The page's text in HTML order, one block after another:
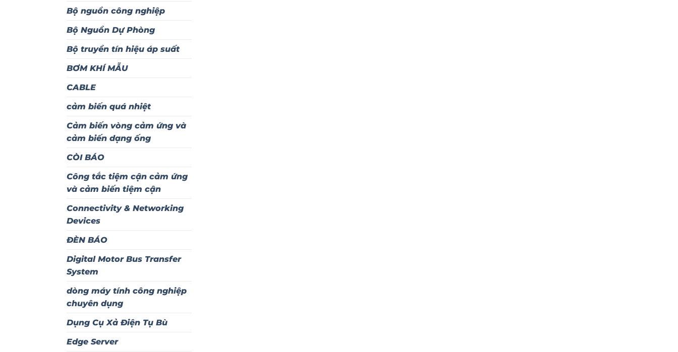
Bộ nguồn công nghiệp
Bộ Nguồn Dự Phòng
Bộ truyền tín hiệu áp suất
BƠM KHÍ MẪU
CABLE
cảm biến quá nhiệt
Cảm biến vòng cảm ứng và
cảm biến dạng ống
CÒI BÁO
Công tắc tiệm cận cảm ứng
và cảm biến tiệm cận
Connectivity & Networking
Devices
ĐÈN BÁO
Digital Motor Bus Transfer
System
dòng máy tính công nghiệp
chuyên dụng
Dụng Cụ Xả Điện Tụ Bù
Edge Server